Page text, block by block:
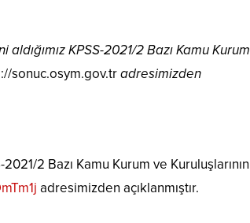
KPSS-2021/2 Bazı Kamu Kurum
sonuc.osym.gov.tradresimizden
2 Bazı Kamu Kurum ve Kuruluşlarının
adresimizden açıklanmıştır.